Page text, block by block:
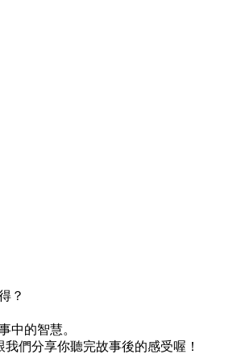
？
中的智慧。
們分享你聽完故事後的感受喔！